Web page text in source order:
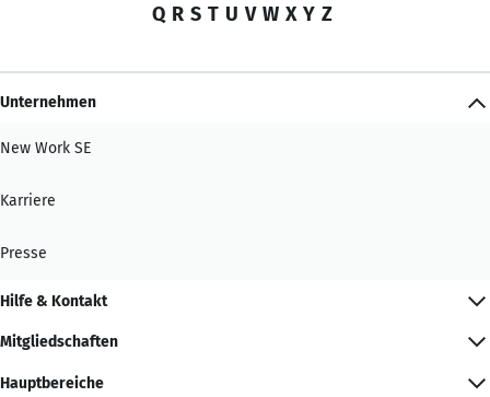
Q R S T U V W X Y Z
Unternehmen
New Work SE
Karriere
Presse
Hilfe & Kontakt
Mitgliedschaften
Hauptbereiche